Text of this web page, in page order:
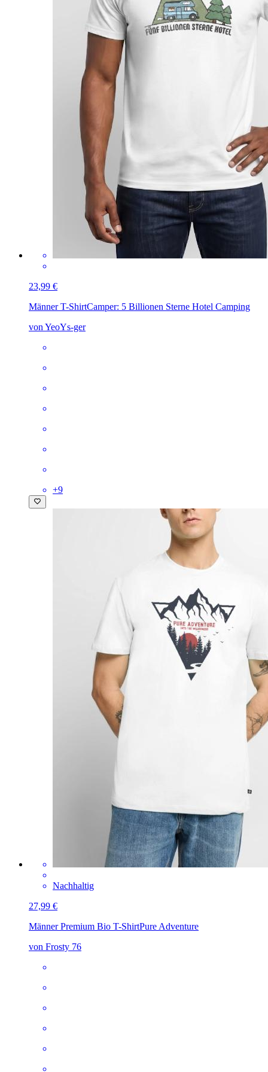
23,99 €
Männer T-ShirtCamper: 5 Billionen Sterne Hotel Camping
von YeoYs-ger
+9
Nachhaltig
27,99 €
Männer Premium Bio T-ShirtPure Adventure
von Frosty 76